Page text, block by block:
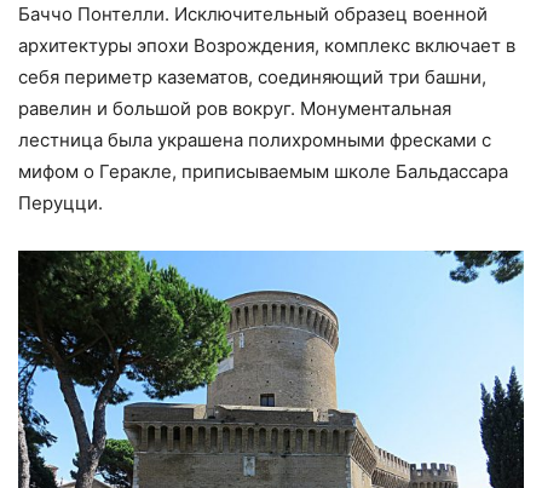
Баччо Понтелли. Исключительный образец военной
архитектуры эпохи Возрождения, комплекс включает в
себя периметр казематов, соединяющий три башни,
равелин и большой ров вокруг. Монументальная
лестница была украшена полихромными фресками с
мифом о Геракле, приписываемым школе Бальдассара
Перуцци.